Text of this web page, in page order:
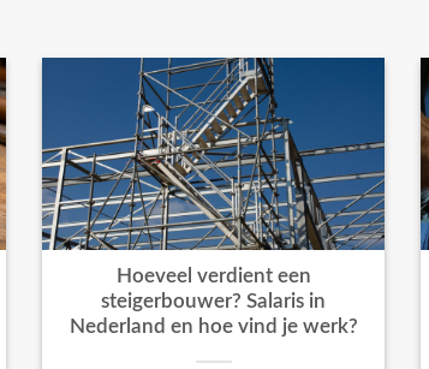
Hoeveel verdient een
steigerbouwer? Salaris in
Nederland en hoe vind je werk?